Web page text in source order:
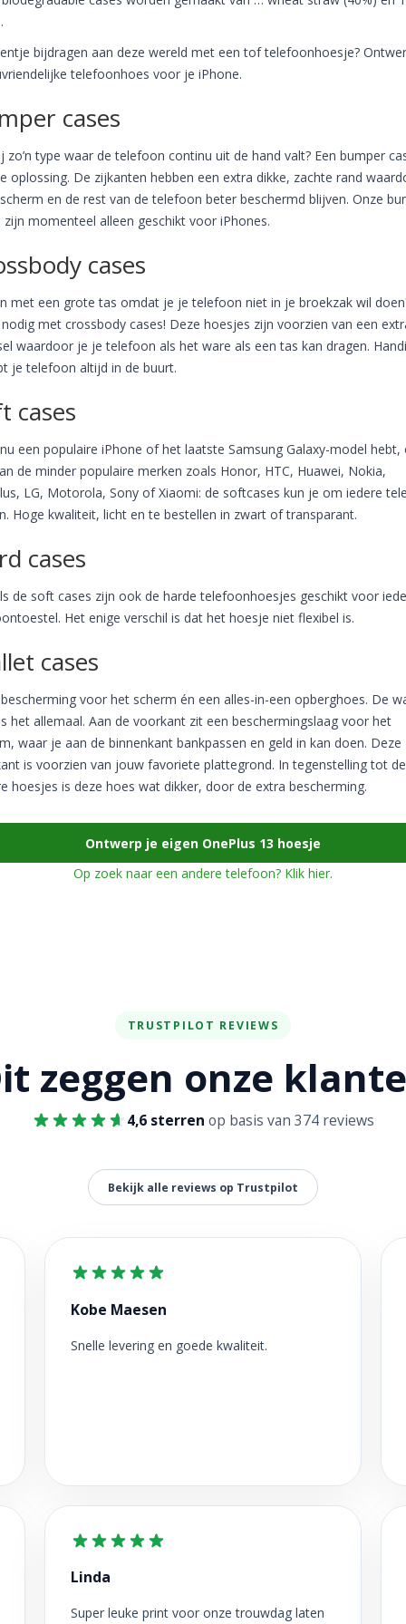
bijdragen aan deze wereld met een tof telefoonhoesje?
telefoonhoes voor je iPhone.
cases
zo’n type waar de telefoon continu uit de hand valt? Een bumper
oplossing. De zijkanten hebben een extra dikke, zachte rand
en de rest van de telefoon beter beschermd blijven. Onze
zijn momenteel alleen geschikt voor iPhones.
cases
met een grote tas omdat je je telefoon niet in je broekzak wil
met crossbody cases! Deze hoesjes zijn voorzien van een
waardoor je je telefoon als het ware als een tas kan dragen.
je telefoon altijd in de buurt.
cases
een populaire iPhone of het laatste Samsung Galaxy-model hebt,
de minder populaire merken zoals Honor, HTC, Huawei, Nokia,
LG, Motorola, Sony of Xiaomi: de softcases kun je om iedere
Hoge kwaliteit, licht en te bestellen in zwart of transparant.
cases
de soft cases zijn ook de harde telefoonhoesjes geschikt voor
Het enige verschil is dat het hoesje niet flexibel is.
cases
voor het scherm én een alles-in-een opberghoes. De
het allemaal. Aan de voorkant zit een beschermingslaag voor het
waar je aan de binnenkant bankpassen en geld in kan doen. Deze
is voorzien van jouw favoriete plattegrond. In tegenstelling tot de
hoesjes is deze hoes wat dikker, door de extra bescherming.
Ontwerp je eigen OnePlus 13 hoesje
Op zoek naar een andere telefoon? Klik hier.
TRUSTPILOT REVIEWS
zeggen onze
4,6 sterren op basis van 374 reviews
Bekijk alle reviews op Trustpilot
Kobe Maesen
Snelle levering en goede kwaliteit.
Linda
Super leuke print voor onze trouwdag laten